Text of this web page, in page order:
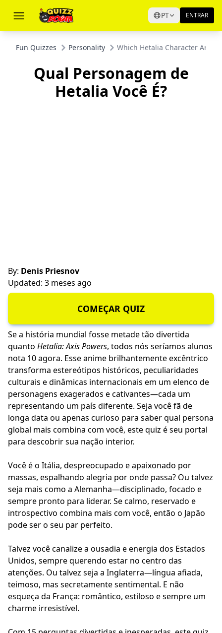
PT ENTRAR
Fun Quizzes Personality Which Hetalia Character Are
Qual Personagem de
Hetalia Você É?
By: Denis Priesnov
Updated: 3 meses ago
COMEÇAR QUIZ
Se a história mundial fosse metade tão divertida
quanto Hetalia: Axis Powers, todos nós seríamos alunos
nota 10 agora. Esse anime brilhantemente excêntrico
transforma estereótipos históricos, peculiaridades
culturais e dinâmicas internacionais em um elenco de
personagens exagerados e cativantes—cada um
representando um país diferente. Seja você fã de
longa data ou apenas curioso para saber qual persona
global mais combina com você, este quiz é seu portal
para descobrir sua nação interior.
Você é o Itália, despreocupado e apaixonado por
massas, espalhando alegria por onde passa? Ou talvez
seja mais como a Alemanha—disciplinado, focado e
sempre pronto para liderar. Se calmo, reservado e
introspectivo combina mais com você, então o Japão
pode ser o seu par perfeito.
Talvez você canalize a ousadia e energia dos Estados
Unidos, sempre querendo estar no centro das
atenções. Ou talvez seja a Inglaterra—língua afiada,
teimoso, mas secretamente sentimental. E não
esqueça da França: romântico, estiloso e sempre um
charme irresistível.